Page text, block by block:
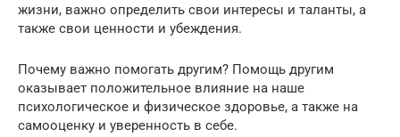
жизни, важно определить свои интересы и таланты, а
также свои ценности и убеждения.
Почему важно помогать другим? Помощь другим
оказывает положительное влияние на наше
психологическое и физическое здоровье, а также на
самооценку и уверенность в себе.